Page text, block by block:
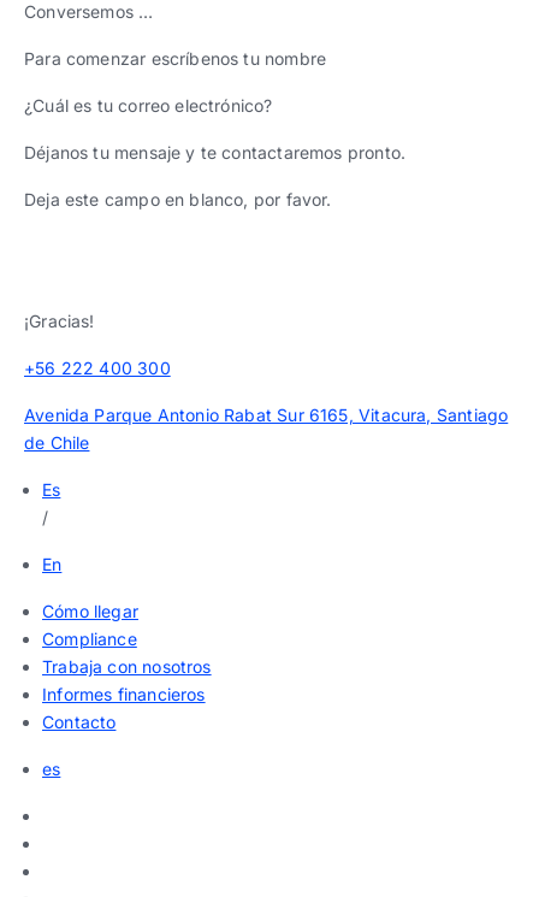
Conversemos …
Para comenzar escríbenos tu nombre
¿Cuál es tu correo electrónico?
Déjanos tu mensaje y te contactaremos pronto.
Deja este campo en blanco, por favor.
¡Gracias!
+56 222 400 300
Avenida Parque Antonio Rabat Sur 6165, Vitacura, Santiago
de Chile
Es
/
En
Cómo llegar
Compliance
Trabaja con nosotros
Informes financieros
Contacto
es